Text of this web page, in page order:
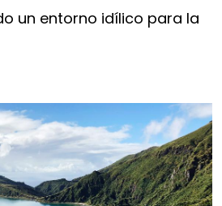
un entorno idílico para la